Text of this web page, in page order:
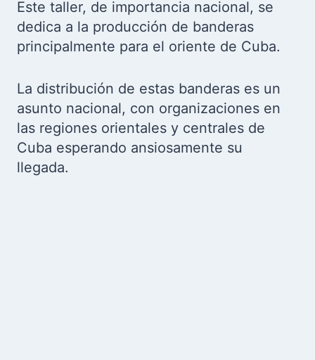
Este taller, de importancia nacional, se
dedica a la producción de banderas
principalmente para el oriente de Cuba.
La distribución de estas banderas es un
asunto nacional, con organizaciones en
las regiones orientales y centrales de
Cuba esperando ansiosamente su
llegada.